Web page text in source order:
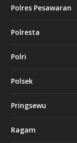
Polres Pesawaran
Polresta
Polri
Polsek
Pringsewu
Ragam